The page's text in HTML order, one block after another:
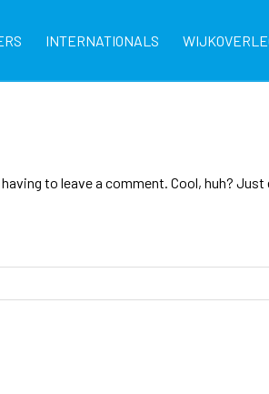
INTERNATIONALS
to leave a comment. Cool, huh? Just